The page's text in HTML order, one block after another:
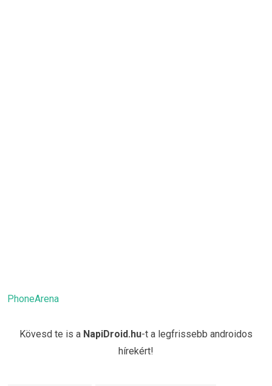
PhoneArena
Kövesd te is a NapiDroid.hu-t a legfrissebb androidos
hírekért!